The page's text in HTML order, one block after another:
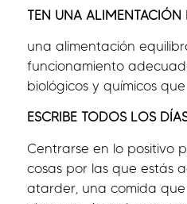
TEN UNA ALIMENTACIÓN
una alimentación
funcionamiento
biológicos y químicos
ESCRIBE TODOS LOS
Centrarse en lo positivo
cosas por las que estás
atarder, una comida